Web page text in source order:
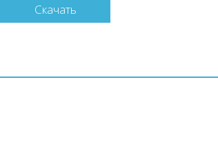
Скачать